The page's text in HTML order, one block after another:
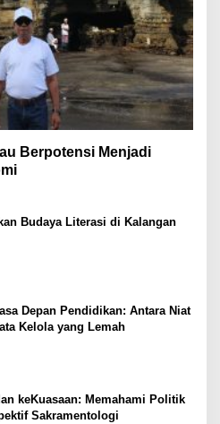
Berpotensi Menjadi
Budaya Literasi di Kalangan
Depan Pendidikan: Antara Niat
Kelola yang Lemah
keKuasaan: Memahami Politik
Sakramentologi